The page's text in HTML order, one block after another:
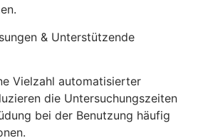
& Unterstützende
Vielzahl automatisierter
die Untersuchungszeiten
bei der Benutzung häufig